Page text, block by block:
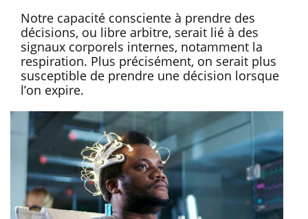
Notre capacité consciente à prendre des
décisions, ou libre arbitre, serait lié à des
signaux corporels internes, notamment la
respiration. Plus précisément, on serait plus
susceptible de prendre une décision lorsque
l’on expire.